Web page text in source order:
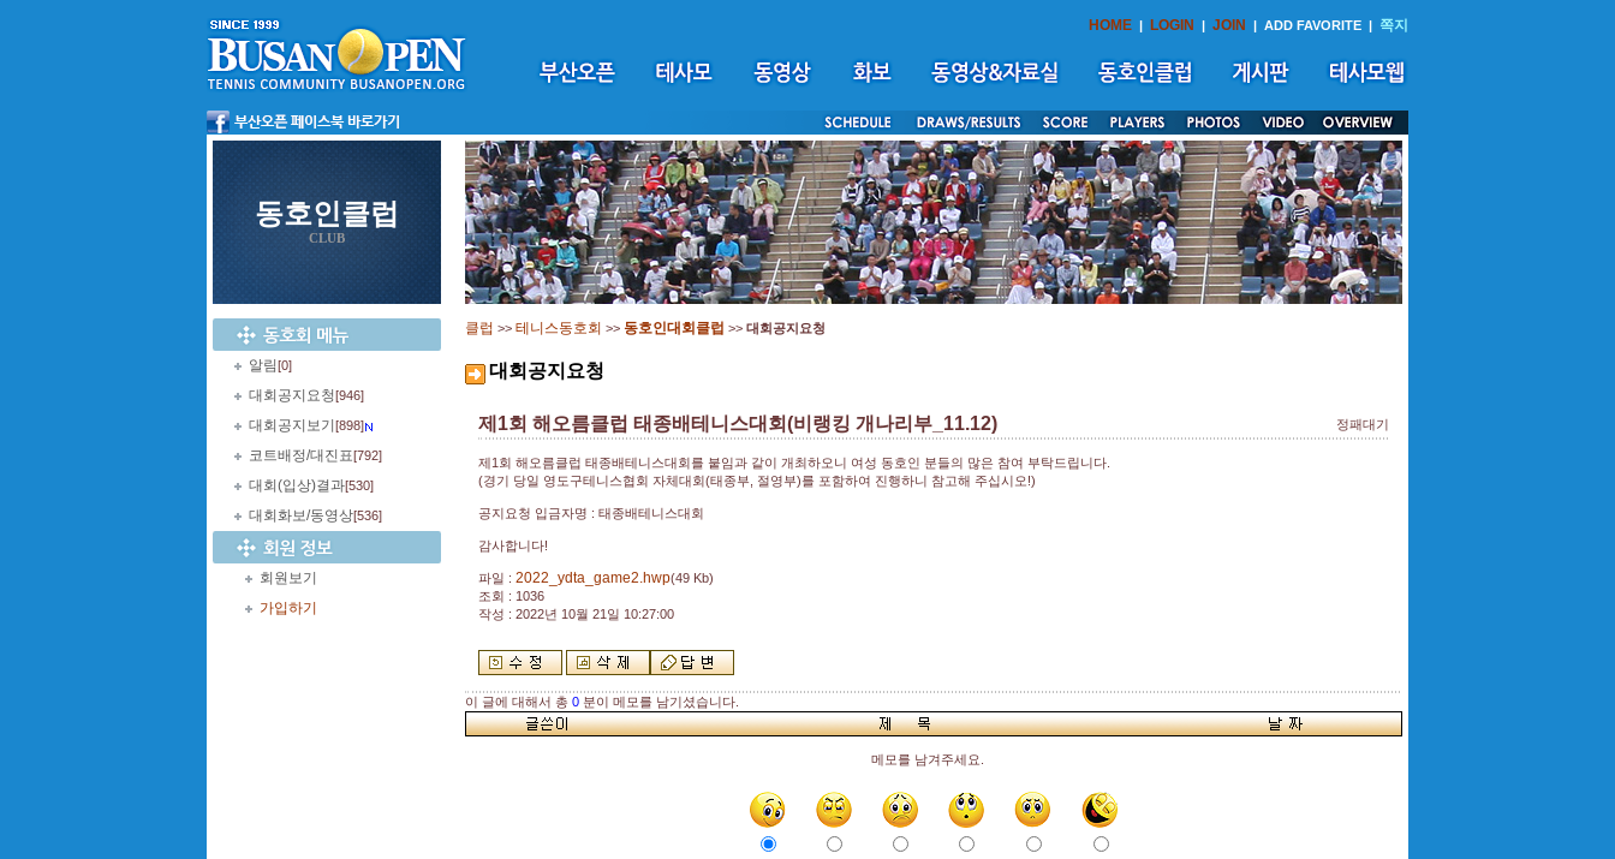
HOME | LOGIN | JOIN | ADD FAVORITE | 쪽지
동호인클럽
CLUB
알림[0]
대회공지요청[946]
대회공지보기 [898]
코트배정/대진표[792]
대회(입상)결과[530]
대회화보/동영상[536]
회원보기
가입하기
클럽 >> 테니스동호회 >> 동호인대회클럽 >> 대회공지요청
대회공지요청
제1회 해오름클럽 태종배테니스대회(비랭킹 개나리부_11.12) 정패대기
제1회 해오름클럽 태종배테니스대회를 붙임과 같이 개최하오니 여성 동호인 분들의 많은 참여 부탁드립니다.
(경기 당일 영도구테니스협회 자체대회(태종부, 절영부)를 포함하여 진행하니 참고해 주십시오!)
공지요청 입금자명 : 태종배테니스대회
감사합니다!
파일 : 2022_ydta_game2.hwp(49 Kb)
조회 : 1036
작성 : 2022년 10월 21일 10:27:00
이 글에 대해서 총 0 분이 메모를 남기셨습니다.
메모를 남겨주세요.